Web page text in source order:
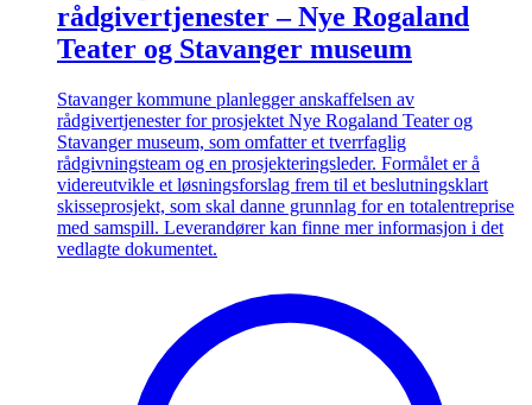
rådgivertjenester – Nye Rogaland
Teater og Stavanger museum
Stavanger kommune planlegger anskaffelsen av
rådgivertjenester for prosjektet Nye Rogaland Teater og
Stavanger museum, som omfatter et tverrfaglig
rådgivningsteam og en prosjekteringsleder. Formålet er å
videreutvikle et løsningsforslag frem til et beslutningsklart
skisseprosjekt, som skal danne grunnlag for en totalentreprise
med samspill. Leverandører kan finne mer informasjon i det
vedlagte dokumentet.